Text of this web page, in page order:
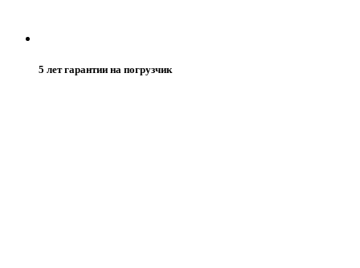
5 лет гарантии на погрузчик